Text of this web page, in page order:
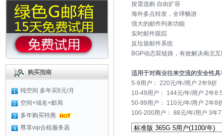
购买指南
纯空间 多年买6元/月
空间+域名+邮局
多年购买特惠
尊享vip合租服务器
按需选购 自由扩容
海外多点转发，全球畅游
强大的邮件列表功能
实时邮件跟踪
反垃圾邮件系统
BGP动态双链路，有效解决南北
适用于对商业往来交流的安全性
5-9用户： 220元/年/用户 2年9折
10-49用户： 144元/年/用户 2年
50-99用户： 110元/年/用户 2年8
100-200用户： 88元/年/用户 3年